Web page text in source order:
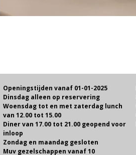
Openingstijden vanaf 01-01-2025
Dinsdag alleen op reservering
Woensdag tot en met zaterdag lunch
van 12.00 tot 15.00
Diner van 17.00 tot 21.00 geopend voor
inloop
Zondag en maandag gesloten
Muv gezelschappen vanaf 10